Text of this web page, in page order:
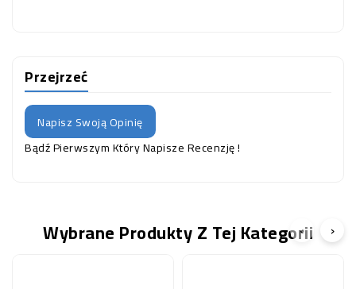
Przejrzeć
Napisz Swoją Opinię
Bądź Pierwszym Który Napisze Recenzję !
Wybrane Produkty Z Tej Kategorii
‹ ›